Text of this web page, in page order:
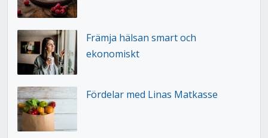
Främja hälsan smart och
ekonomiskt
Fördelar med Linas Matkasse